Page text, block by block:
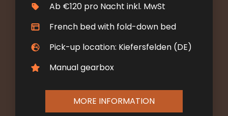
Ab €120 pro Nacht inkl. MwSt
French bed with fold-down bed
Pick-up location: Kiefersfelden (DE)
Manual gearbox
MORE INFORMATION